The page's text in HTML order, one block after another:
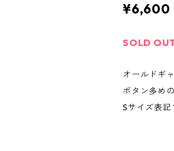
¥6,600
SOLD
オールドギ
ボタン多め
Sサイズ表記